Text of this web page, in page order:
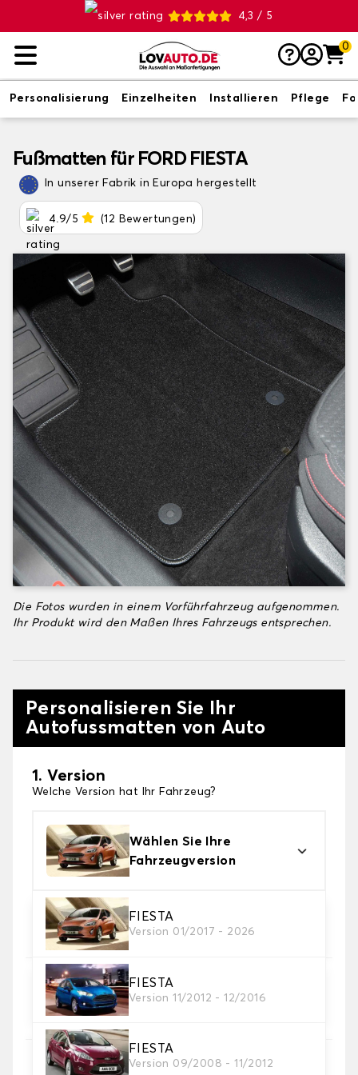
4,3 / 5
0
Personalisierung Einzelheiten Installieren Pflege
Fußmatten für FORD FIESTA
In unserer Fabrik in Europa hergestellt
4.9/5 (12 Bewertungen)
Die Fotos wurden in einem Vorführfahrzeug aufgenommen.
Ihr Produkt wird den Maßen Ihres Fahrzeugs entsprechen.
Personalisieren Sie Ihr
Autofussmatten von Auto
1. Version
Welche Version hat Ihr Fahrzeug?
Wählen Sie Ihre
Fahrzeugversion
FIESTA
Version 01/2017 - 2026
FIESTA
Version 11/2012 - 12/2016
FIESTA
Version 09/2008 - 11/2012
2. Material
Wählen Sie das Material Ihres Autofussmatten
3. Set-Auswahl
Wählen Sie die Anzahl der Automatten, die Sie
benötigen.
4. Teppichfarbe